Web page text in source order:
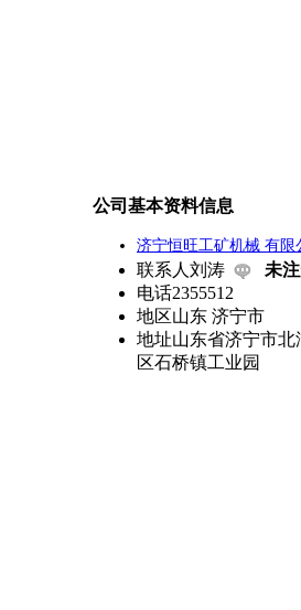
公司基本资料信息
济宁恒旺工矿机械 有限
联系人 刘涛
未
电话2355512
地区山东 济宁市
地址山东省济宁市
区石桥镇工业园